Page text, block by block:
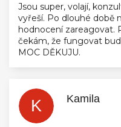
Jsou super, volají,
vyřeší. Po dlouhé době
hodnocení zareagovat.
čekám, že fungovat
MOC DĚKUJU.
K Kamila
Hodnocení